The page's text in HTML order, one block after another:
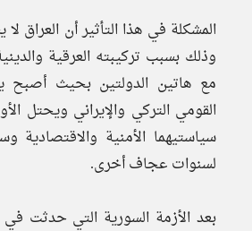
المشكلة في هذا التأثير أن العراق
وذلك بسبب تركيبته العرقية
مع هاتين الدولتين بحيث أصبح
القومي التركي والإيراني ويحتل
سياستيهما الأمنية والاقتصادية
لسنوات عجاف أخرى.